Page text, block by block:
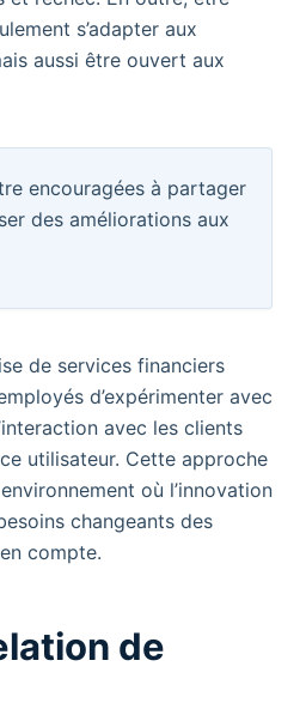
s’adapter aux
aussi être ouvert aux
encouragées à partager
des améliorations aux
de services financiers
d’expérimenter avec
avec les clients
utilisateur. Cette approche
où l’innovation
changeants des
compte.
de